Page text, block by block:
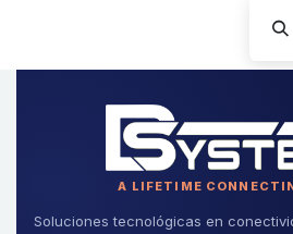
A LIFETIME
Soluciones tecnológicas en